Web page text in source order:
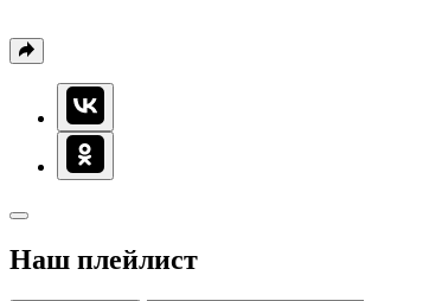
Наш плейлист